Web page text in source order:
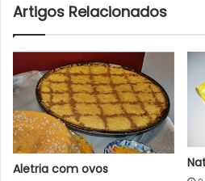
Artigos Relacionados
Aletria com ovos